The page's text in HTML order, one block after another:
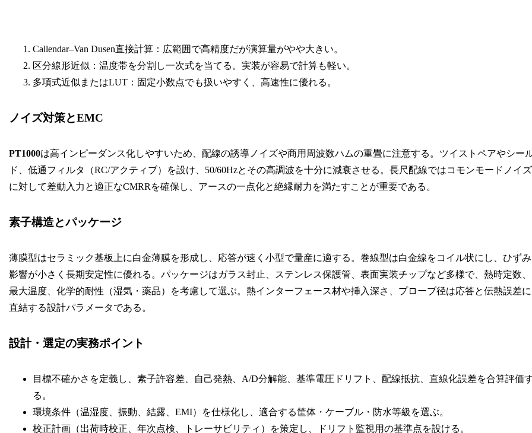
Callendar–Van Dusen直接計算：広範囲で高精度だが演算量がやや大きい。
区分線形近似：温度帯を分割し一次式を当てる。実装が容易で計算も軽い。
多項式近似またはLUT：固定小数点でも扱いやすく、高速性に優れる。
ノイズ対策とEMC
PT1000は高インピーダンス化しやすいため、配線の誘導ノイズや商用周波数ハムの重畳に注意する。ツイストペアやシー
ド、低通フィルタ（RC/アクティブ）を設け、50/60Hzとその高調波を十分に減衰させる。長尺配線ではコモンモードノイズ
に対して差動入力と適正なCMRRを確保し、アースの一点化と絶縁耐力を満たすことが重要である。
素子構造とパッケージ
薄膜型はセラミック基板上に白金薄膜を形成し、応答が速く小型で量産に適する。巻線型は白金線をコイル状にし、ひずみ
影響が小さく長期安定性に優れる。パッケージはガラス封止、ステンレス保護管、表面実装チップなど多様で、熱時定数、
最大温度、化学的耐性（湿気・薬品）を考慮して選ぶ。熱インターフェース材や挿入深さ、プローブ径は応答と伝熱誤差に
直結する設計パラメータである。
設計・選定の実務ポイント
目標不確かさを定義し、素子許容差、自己発熱、A/D分解能、基準電圧ドリフト、配線抵抗、直線化誤差を合算評価
る。
環境条件（温湿度、振動、結露、EMI）を仕様化し、適合する筐体・ケーブル・防水等級を選ぶ。
校正計画（出荷時校正、年次点検、トレーサビリティ）を策定し、ドリフト監視用の基準点を設ける。